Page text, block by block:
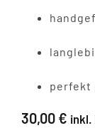
perfekt
30,00 € inkl.